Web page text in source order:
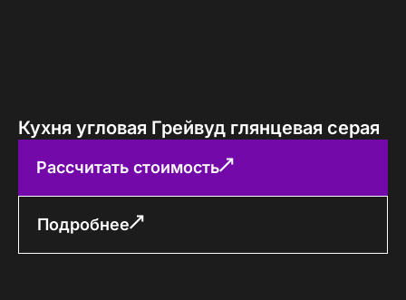
Кухня угловая Грейвуд глянцевая серая
Рассчитать стоимость
Подробнее